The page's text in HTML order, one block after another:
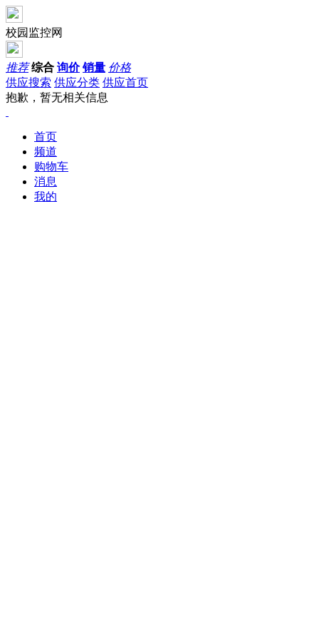
校园监控网
推荐 综合 询价 销量 价格
供应搜索 供应分类 供应首页
抱歉，暂无相关信息
首页
频道
购物车
消息
我的